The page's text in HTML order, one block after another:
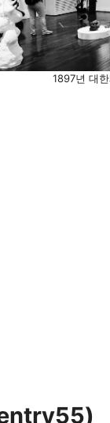
1897년 대